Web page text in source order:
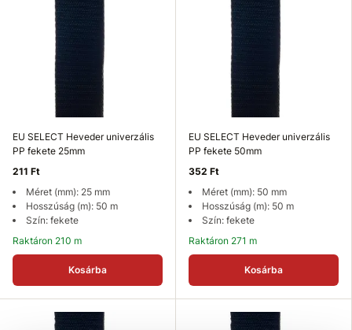
EU SELECT Heveder univerzális
PP fekete 25mm
211 Ft
Méret (mm): 25 mm
Hosszúság (m): 50 m
Szín: fekete
Raktáron 210 m
Kosárba
EU SELECT Heveder univerzális
PP fekete 50mm
352 Ft
Méret (mm): 50 mm
Hosszúság (m): 50 m
Szín: fekete
Raktáron 271 m
Kosárba